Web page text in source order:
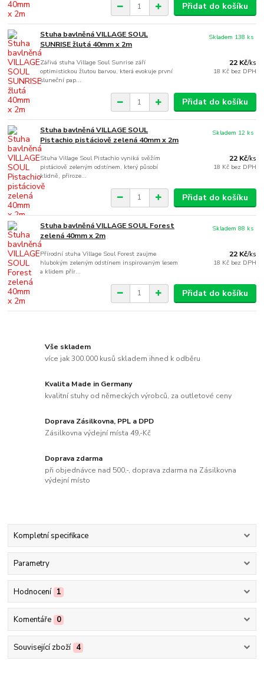
Přidat do košíku
Stuha bavlněná VILLAGE SOUL
SUNRISE žlutá 40mm x 2m
Zářivá stuha Village Soul Sunrise září
optimistickou žlutou barvou, která evokuje první
sluneční pap...
22 Kč/ks
18 Kč bez DPH
Skladem 138 ks
Přidat do košíku
Stuha bavlněná VILLAGE SOUL
Pistachio pistáciově zelená 40mm x 2m
Stuha Village Soul Pistachio vyniká svěžím
pistáciově zeleným odstínem, který působí
klidně, přiroze...
22 Kč/ks
18 Kč bez DPH
Skladem 12 ks
Přidat do košíku
Stuha bavlněná VILLAGE SOUL Forest
zelená 40mm x 2m
Přírodní stuha Village Soul Forest zaujme
hlubokým zeleným odstínem inspirovaným lesem
a klidem přír...
22 Kč/ks
18 Kč bez DPH
Skladem 88 ks
Přidat do košíku
Vše skladem
více jak 300.000 kusů skladem ihned k odběru
Kvalita Made in Germany
kvalitní stuhy od německých výrobců, za outletové ceny
Doprava Zásilkovna, PPL a DPD
Zásilkovna výdejní místa 49,-Kč
Doprava zdarma
při objednávce nad 500,-, doprava zdarma na Zásilkovna
výdejní místo
Kompletní specifikace
Parametry
Hodnocení 1
Komentáře 0
Související zboží 4